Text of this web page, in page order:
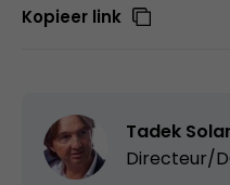
Kopieer link
Tadek
Directeur/